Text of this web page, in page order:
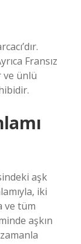
Fransız
ve ünlü
aşk
iki
ve tüm
aşkın